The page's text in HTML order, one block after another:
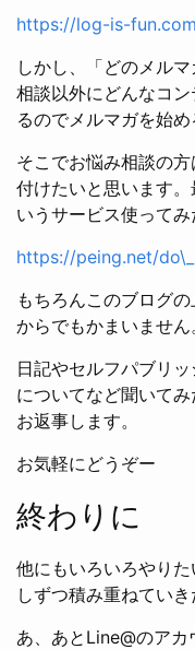
https://log-is-
しかし、「どのメル
相談以外にどんなコ
るのでメルマガを始め
そこでお悩み相談の
付けたいと思います
いうサービス使ってみ
https://peing.net/
もちろんこのブログ
からでもかまいません
日記やセルフパブリ
についてなど聞いて
お返事します。
お気軽にどうぞー
終わりに
他にもいろいろやり
しずつ積み重ねていき
あ、あとLine@のアカ